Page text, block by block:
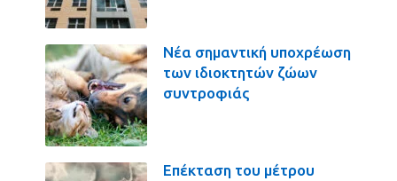
Νέα σημαντική υποχρέωση
των ιδιοκτητών ζώων
συντροφιάς
Επέκταση του μέτρου